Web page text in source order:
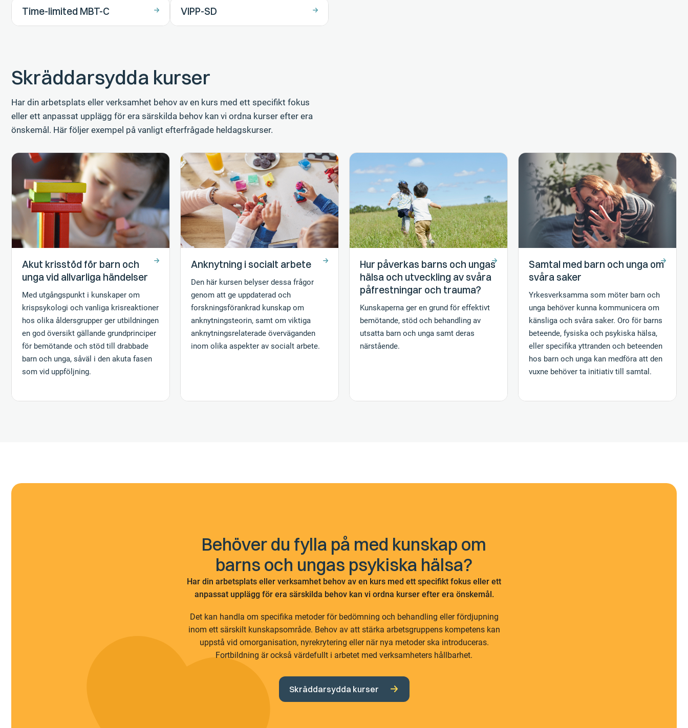
Time-limited MBT-C VIPP-SD
Skräddarsydda kurser
Har din arbetsplats eller verksamhet behov av en kurs med ett specifikt fokus
eller ett anpassat upplägg för era särskilda behov kan vi ordna kurser efter era
önskemål. Här följer exempel på vanligt efterfrågade heldagskurser.
Akut krisstöd för barn och
unga vid allvarliga händelser
Med utgångspunkt i kunskaper om
krispsykologi och vanliga krisreaktioner
hos olika åldersgrupper ger utbildningen
en god översikt gällande grundprinciper
för bemötande och stöd till drabbade
barn och unga, såväl i den akuta fasen
som vid uppföljning.
Anknytning i socialt arbete
Den här kursen belyser dessa frågor
genom att ge uppdaterad och
forskningsförankrad kunskap om
anknytningsteorin, samt om viktiga
anknytningsrelaterade överväganden
inom olika aspekter av socialt arbete.
Hur påverkas barns och ungas
hälsa och utveckling av svåra
påfrestningar och trauma?
Kunskaperna ger en grund för effektivt
bemötande, stöd och behandling av
utsatta barn och unga samt deras
närstående.
Samtal med barn och unga om
svåra saker
Yrkesverksamma som möter barn och
unga behöver kunna kommunicera om
känsliga och svåra saker. Oro för barns
beteende, fysiska och psykiska hälsa,
eller specifika yttranden och beteenden
hos barn och unga kan medföra att den
vuxne behöver ta initiativ till samtal.
Behöver du fylla på med kunskap om
barns och ungas psykiska hälsa?
Har din arbetsplats eller verksamhet behov av en kurs med ett specifikt fokus eller ett
anpassat upplägg för era särskilda behov kan vi ordna kurser efter era önskemål.
Det kan handla om specifika metoder för bedömning och behandling eller fördjupning
inom ett särskilt kunskapsområde. Behov av att stärka arbetsgruppens kompetens kan
uppstå vid omorganisation, nyrekrytering eller när nya metoder ska introduceras.
Fortbildning är också värdefullt i arbetet med verksamheters hållbarhet.
Skräddarsydda kurser